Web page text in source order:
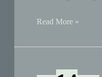
Hus
ved
Read More »